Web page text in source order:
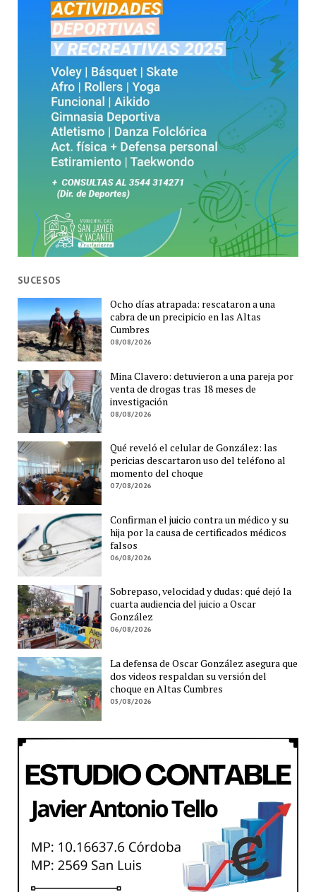
SUCESOS
Ocho días atrapada: rescataron a una
cabra de un precipicio en las Altas
Cumbres
08/08/2026
Mina Clavero: detuvieron a una pareja por
venta de drogas tras 18 meses de
investigación
08/08/2026
Qué reveló el celular de González: las
pericias descartaron uso del teléfono al
momento del choque
07/08/2026
Confirman el juicio contra un médico y su
hija por la causa de certificados médicos
falsos
06/08/2026
Sobrepaso, velocidad y dudas: qué dejó la
cuarta audiencia del juicio a Oscar
González
06/08/2026
La defensa de Oscar González asegura que
dos videos respaldan su versión del
choque en Altas Cumbres
05/08/2026